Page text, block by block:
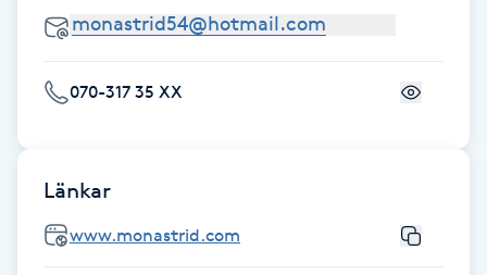
Fettreducering
Fillers
Fotmassage
070-317 35 XX
Länkar
www.monastrid.com